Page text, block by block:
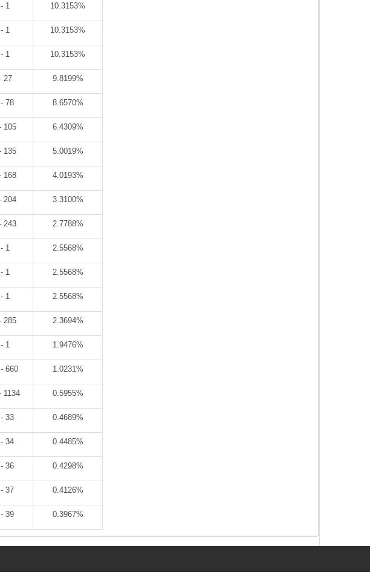
1 10.3153%
1 10.3153%
1 10.3153%
27 9.8199%
78 8.6570%
105 6.4309%
135 5.0019%
168 4.0193%
204 3.3100%
243 2.7788%
1 2.5568%
1 2.5568%
1 2.5568%
285 2.3694%
1 1.9476%
660 1.0231%
1134 0.5955%
33 0.4689%
34 0.4485%
36 0.4298%
37 0.4126%
39 0.3967%